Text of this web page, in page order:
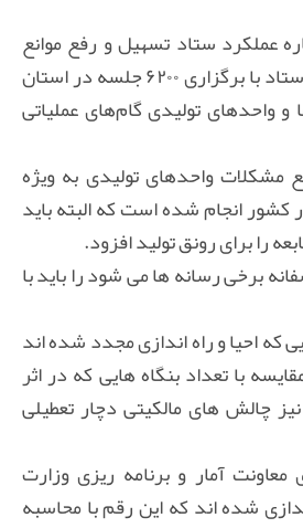
عملکرد ستاد تسهیل و رفع موانع
تولید به عنوان یکی از بخش‌های رفع مشکلات کارخانه‌های تولیدی ،این ستاد با برگزاری ۶۲۰۰ جلسه در استان
کارخانه‌ها و واحدهای تولیدی گام‌های عملیاتی
و پیگیری رفع مشکلات واحدهای تولیدی به ویژه
کشور انجام شده است که البته باید
را برای رونق تولید افزود.
برخی رسانه ها می شود را باید با
که احیا و راه اندازی مجدد شده اند
با تعداد بنگاه هایی که در اثر
چالش های مالکیتی دچار تعطیلی
آمار و برنامه ریزی وزارت
تکمیل و راه اندازی شده اند که این رقم با محاسبه